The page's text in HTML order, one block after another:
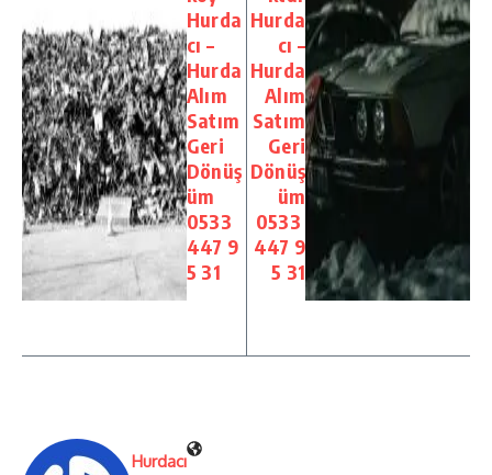
Hurda
cı –
Hurda
Alım
Satım
Geri
Dönüş
üm
0533
447 9
5 31
Hurda
cı –
Hurda
Alım
Satım
Geri
Dönüş
üm
0533
447 9
5 31
Hurdacı